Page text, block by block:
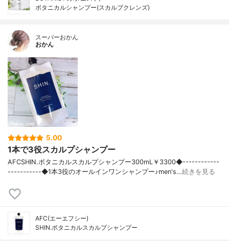
ボタニカルシャンプー(スカルプクレンズ)
スーパーおかん
おかん
5.00
1本で3役スカルプシャンプー
AFCSHIN.ボタニカルスカルプシャンプー300mL￥3300◆------------
-----------◆1本3役のオールインワンシャンプー♪men's…続きを見る
AFC(エーエフシー)
SHIN.ボタニカルスカルプシャンプー